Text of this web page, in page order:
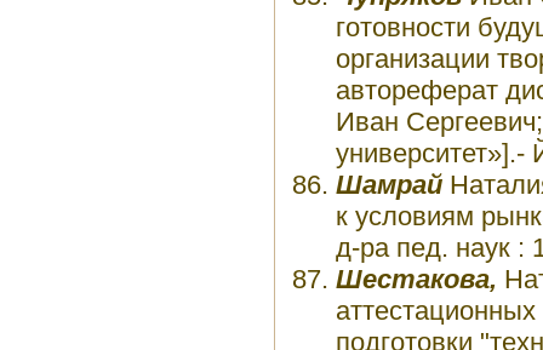
готовности
организации
автореферат
Иван
Шамрай
к условиям
д-ра пед. наук :
Шестакова,
подготовки